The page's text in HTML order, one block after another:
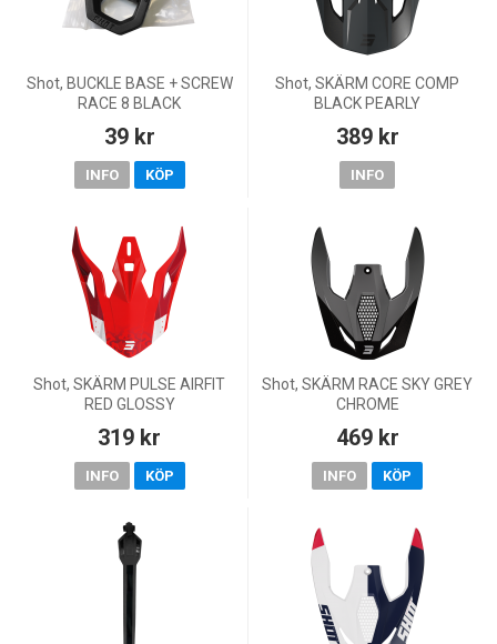
Shot, BUCKLE BASE + SCREW
RACE 8 BLACK
39 kr
INFO KÖP
Shot, SKÄRM CORE COMP
BLACK PEARLY
389 kr
INFO
Shot, SKÄRM PULSE AIRFIT
RED GLOSSY
319 kr
INFO KÖP
Shot, SKÄRM RACE SKY GREY
CHROME
469 kr
INFO KÖP